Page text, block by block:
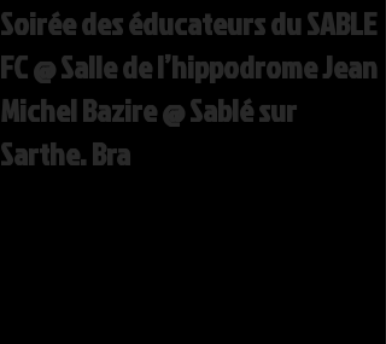
Soirée des éducateurs du SABLE
FC @ Salle de l’hippodrome Jean
Michel Bazire @ Sablé sur
Sarthe. Bra